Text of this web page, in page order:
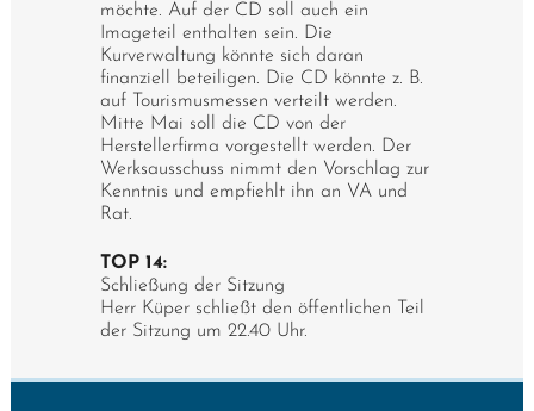
möchte. Auf der CD soll auch ein
Imageteil enthalten sein. Die
Kurverwaltung könnte sich daran
finanziell beteiligen. Die CD könnte z. B.
auf Tourismusmessen verteilt werden.
Mitte Mai soll die CD von der
Herstellerfirma vorgestellt werden. Der
Werksausschuss nimmt den Vorschlag zur
Kenntnis und empfiehlt ihn an VA und
Rat.
TOP 14:
Schließung der Sitzung
Herr Küper schließt den öffentlichen Teil
der Sitzung um 22.40 Uhr.